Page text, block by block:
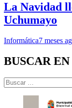
La Navidad
Uchumayo
Informática7 meses
BUSCAR
Buscar: